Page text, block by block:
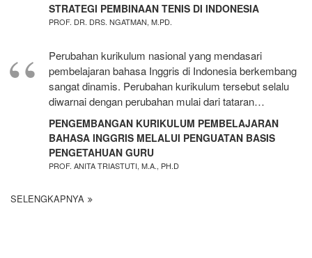
STRATEGI PEMBINAAN TENIS DI INDONESIA
PROF. DR. DRS. NGATMAN, M.PD.
Perubahan kurikulum nasional yang mendasari
pembelajaran bahasa Inggris di Indonesia berkembang
sangat dinamis. Perubahan kurikulum tersebut selalu
diwarnai dengan perubahan mulai dari tataran…
PENGEMBANGAN KURIKULUM PEMBELAJARAN
BAHASA INGGRIS MELALUI PENGUATAN BASIS
PENGETAHUAN GURU
PROF. ANITA TRIASTUTI, M.A., PH.D
SELENGKAPNYA